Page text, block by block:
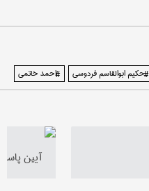
#حکیم ابوالقاسم فردوسی #احمد خاتمی
آیین